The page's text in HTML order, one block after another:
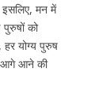
इसलिए, मन में
पुरुषों को
हर योग्य पुरुष
आगे आने की